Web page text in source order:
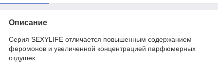
Описание
Серия SEXYLIFE отличается повышенным содержанием
феромонов и увеличенной концентрацией парфюмерных
отдушек.